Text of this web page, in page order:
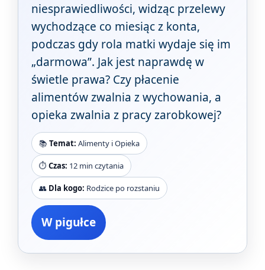
niesprawiedliwości, widząc przelewy
wychodzące co miesiąc z konta,
podczas gdy rola matki wydaje się im
„darmowa”. Jak jest naprawdę w
świetle prawa? Czy płacenie
alimentów zwalnia z wychowania, a
opieka zwalnia z pracy zarobkowej?
📚Temat: Alimenty i Opieka
⏱️ Czas: 12 min czytania
👥 Dla kogo: Rodzice po rozstaniu
W pigułce